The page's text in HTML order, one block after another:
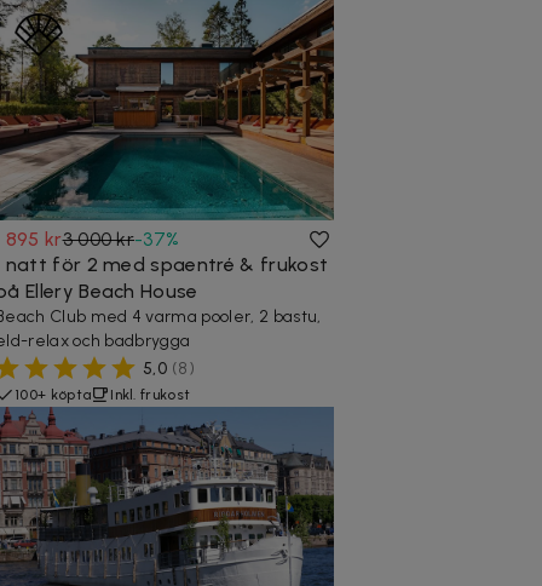
895 kr3 000 kr-37%
natt för 2 med spaentré & frukost
Ellery Beach House
Club med 4 varma pooler, 2 bastu,
relax och badbrygga
5,0 (8)
100+ köpta Inkl. frukost